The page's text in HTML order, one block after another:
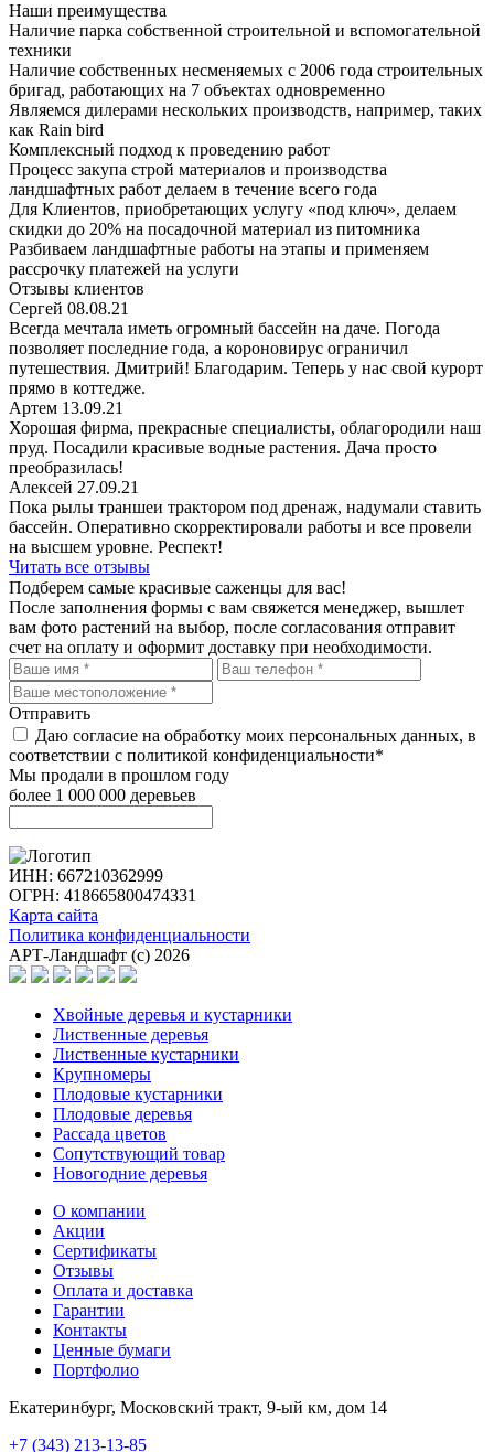
Наши преимущества
Наличие парка собственной строительной и вспомогательной
техники
Наличие собственных несменяемых c 2006 года строительных
бригад, работающих на 7 объектах одновременно
Являемся дилерами нескольких производств, например, таких
как Rain bird
Комплексный подход к проведению работ
Процесс закупа строй материалов и производства
ландшафтных работ делаем в течение всего года
Для Клиентов, приобретающих услугу «под ключ», делаем
скидки до 20% на посадочной материал из питомника
Разбиваем ландшафтные работы на этапы и применяем
рассрочку платежей на услуги
Отзывы клиентов
Сергей 08.08.21
Всегда мечтала иметь огромный бассейн на даче. Погода
позволяет последние года, а короновирус ограничил
путешествия. Дмитрий! Благодарим. Теперь у нас свой курорт
прямо в коттедже.
Артем 13.09.21
Хорошая фирма, прекрасные специалисты, облагородили наш
пруд. Посадили красивые водные растения. Дача просто
преобразилась!
Алексей 27.09.21
Пока рылы траншеи трактором под дренаж, надумали ставить
бассейн. Оперативно скорректировали работы и все провели
на высшем уровне. Респект!
Читать все отзывы
Подберем самые красивые саженцы для вас!
После заполнения формы с вам свяжется менеджер, вышлет
вам фото растений на выбор, после согласования отправит
счет на оплату и оформит доставку при необходимости.
Отправить
Даю согласие на обработку моих персональных данных, в
соответствии с политикой конфиденциальности*
Мы продали в прошлом году
более 1 000 000 деревьев
ИНН: 667210362999
ОГРН: 418665800474331
Карта сайта
Политика конфиденциальности
АРТ-Ландшафт (с) 2026
Хвойные деревья и кустарники
Лиственные деревья
Лиственные кустарники
Крупномеры
Плодовые кустарники
Плодовые деревья
Рассада цветов
Сопутствующий товар
Новогодние деревья
О компании
Акции
Сертификаты
Отзывы
Оплата и доставка
Гарантии
Контакты
Ценные бумаги
Портфолио
Екатеринбург, Московский тракт, 9-ый км, дом 14
+7 (343) 213-13-85